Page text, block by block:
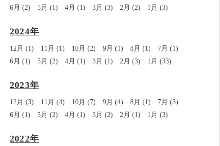
6月 (2)
5月 (1) 4月 (1) 3月 (3) 2月 (2) 1月 (3)
2024年
12月 (1) 11月 (1) 10月 (2) 9月 (1) 8月 (1)
7月 (1)
6月 (1)
5月 (2) 4月 (1) 3月 (1) 2月 (3) 1月 (33)
2023年
12月 (3) 11月 (4) 10月 (7) 9月 (4) 8月 (1)
7月 (3)
6月 (1)
5月 (2) 4月 (1) 3月 (2) 2月 (1) 1月 (3)
2022年